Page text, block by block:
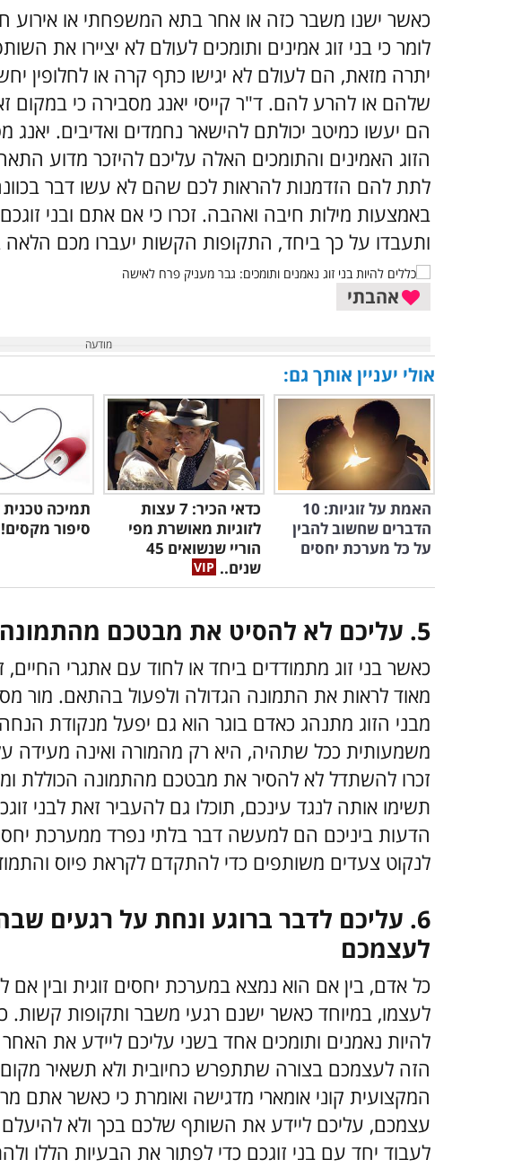
כאשר ישנו משבר כזה או אחר בתא המשפחתי או אירוע
לומר כי בני זוג אמינים ותומכים לעולם לא יציירו את
יתרה מזאת, הם לעולם לא יגישו כתף קרה או לחלופין
שלהם או להרע להם. ד"ר קייסי יאנג מסבירה כי במקום
הם יעשו כמיטב יכולתם להישאר נחמדים ואדיבים. יאנג
הזוג האמינים והתומכים האלה עליכם להיזכר מדוע
לתת להם הזדמנות להראות לכם שהם לא עשו דבר
באמצעות מילות חיבה ואהבה. זכרו כי אם אתם ובני
ותעבדו על כך ביחד, התקופות הקשות יעברו מכם
אהבתי
אולי יעניין אותך גם:
האמת על זוגיות: 10
הדברים שחשוב להבין
על כל מערכת יחסים
כדאי הכיר: 7 עצות
לזוגיות מאושרת מפי
הוריי שנשואים 45
שנים..
תמיכה
סיפור מקסים!
5. עליכם לא להסיט את מבטכם מהתמונה הכוללת
כאשר בני זוג מתמודדים ביחד או לחוד עם אתגרי
מאוד לראות את התמונה הגדולה ולפעול בהתאם. מור
מבני הזוג מתנהג כאדם בוגר הוא גם יפעל מנקודת
משמעותית ככל שתהיה, היא רק מהמורה ואינה מעידה
זכרו להשתדל לא להסיר את מבטכם מהתמונה הכוללת
תשימו אותה לנגד עינכם, תוכלו גם להעביר זאת לבני
הדעות ביניכם הם למעשה דבר בלתי נפרד ממערכת
לנקוט צעדים משותפים כדי להתקדם לקראת פיוס
6. עליכם לדבר ברוגע ונחת על רגעים
לעצמכם
כל אדם, בין אם הוא נמצא במערכת יחסים זוגית ובין אם
לעצמו, במיוחד כאשר ישנם רגעי משבר ותקופות קשות.
להיות נאמנים ותומכים אחד בשני עליכם ליידע את
הזה לעצמכם בצורה שתתפרש כחיובית ולא תשאיר מקום
המקצועית קוני אומארי מדגישה ואומרת כי כאשר אתם
עצמכם, עליכם ליידע את השותף שלכם בכך ולא להיעלם
לעבוד יחד עם בני זוגכם כדי לפתור את הבעיות הללו